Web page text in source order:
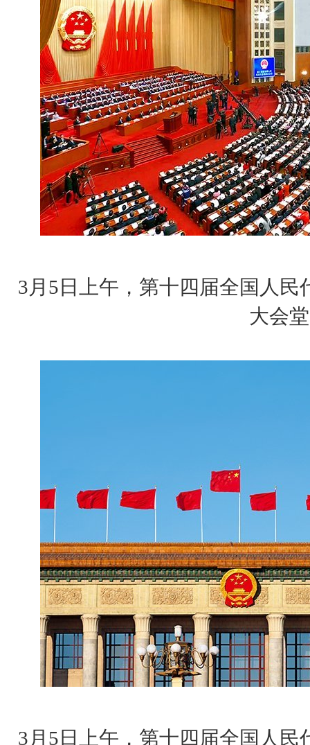
3月5日上午，第十四届全国人
大会
3月5日上午，第十四届全国人